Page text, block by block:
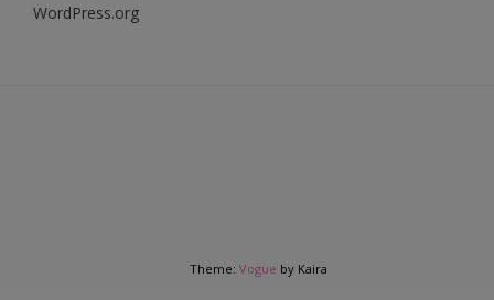
WordPress.org
Theme: Vogue by Kaira